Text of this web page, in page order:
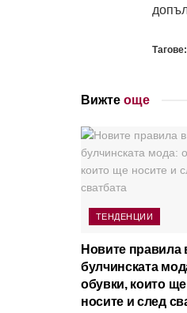
Тагове:
Вижте още
ТЕНДЕНЦИИ
Новите правила
булчинската
обувки, които ще
носите и след